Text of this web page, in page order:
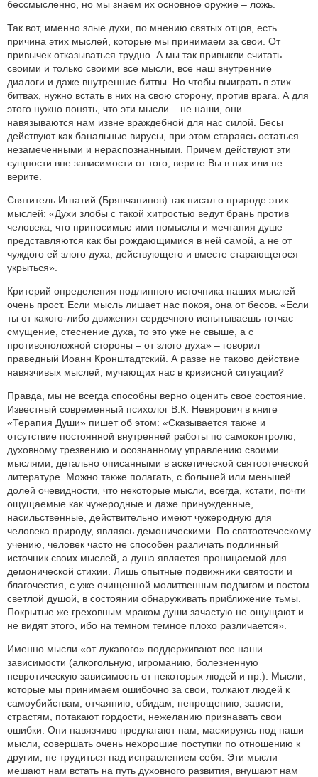
бессмысленно, но мы знаем их основное оружие – ложь.
Так вот, именно злые духи, по мнению святых отцов, есть
причина этих мыслей, которые мы принимаем за свои. От
привычек отказываться трудно. А мы так привыкли считать
своими и только своими все мысли, все наш внутренние
диалоги и даже внутренние битвы. Но чтобы выиграть в этих
битвах, нужно встать в них на свою сторону, против врага. А для
этого нужно понять, что эти мысли – не наши, они
навязываются нам извне враждебной для нас силой. Бесы
действуют как банальные вирусы, при этом стараясь остаться
незамеченными и нераспознанными. Причем действуют эти
сущности вне зависимости от того, верите Вы в них или не
верите.
Святитель Игнатий (Брянчанинов) так писал о природе этих
мыслей: «Духи злобы с такой хитростью ведут брань против
человека, что приносимые ими помыслы и мечтания душе
представляются как бы рождающимися в ней самой, а не от
чуждого ей злого духа, действующего и вместе старающегося
укрыться».
Критерий определения подлинного источника наших мыслей
очень прост. Если мысль лишает нас покоя, она от бесов. «Если
ты от какого-либо движения сердечного испытываешь тотчас
смущение, стеснение духа, то это уже не свыше, а с
противоположной стороны – от злого духа» – говорил
праведный Иоанн Кронштадтский. А разве не таково действие
навязчивых мыслей, мучающих нас в кризисной ситуации?
Правда, мы не всегда способны верно оценить свое состояние.
Известный современный психолог В.К. Невярович в книге
«Терапия Души» пишет об этом: «Сказывается также и
отсутствие постоянной внутренней работы по самоконтролю,
духовному трезвению и осознанному управлению своими
мыслями, детально описанными в аскетической святоотеческой
литературе. Можно также полагать, с большей или меньшей
долей очевидности, что некоторые мысли, всегда, кстати, почти
ощущаемые как чужеродные и даже принужденные,
насильственные, действительно имеют чужеродную для
человека природу, являясь демоническими. По святоотеческому
учению, человек часто не способен различать подлинный
источник своих мыслей, а душа является проницаемой для
демонической стихии. Лишь опытные подвижники святости и
благочестия, с уже очищенной молитвенным подвигом и постом
светлой душой, в состоянии обнаруживать приближение тьмы.
Покрытые же греховным мраком души зачастую не ощущают и
не видят этого, ибо на темном темное плохо различается».
Именно мысли «от лукавого» поддерживают все наши
зависимости (алкогольную, игроманию, болезненную
невротическую зависимость от некоторых людей и пр.). Мысли,
которые мы принимаем ошибочно за свои, толкают людей к
самоубийствам, отчаянию, обидам, непрощению, зависти,
страстям, потакают гордости, нежеланию признавать свои
ошибки. Они навязчиво предлагают нам, маскируясь под наши
мысли, совершать очень нехорошие поступки по отношению к
другим, не трудиться над исправлением себя. Эти мысли
мешают нам встать на путь духовного развития, внушают нам